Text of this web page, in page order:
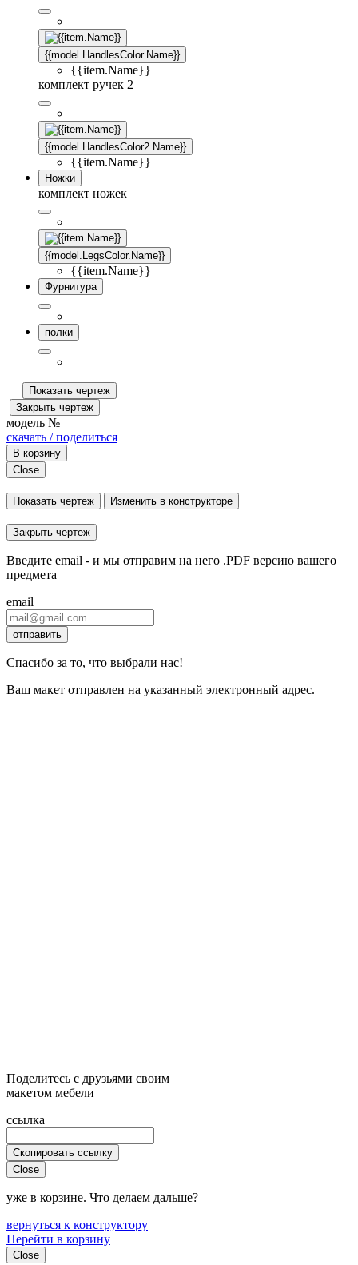
{{model.HandlesColor.Name}}
{{item.Name}}
комплект ручек 2
{{model.HandlesColor2.Name}}
{{item.Name}}
Ножки
комплект ножек
{{model.LegsColor.Name}}
{{item.Name}}
Фурнитура
полки
Показать чертеж
Закрыть чертеж
модель №
скачать / поделиться
В корзину
Close
Показать чертеж Изменить в конструкторе
Закрыть чертеж
Введите email - и мы отправим на него .PDF версию вашего
предмета
email
отправить
Спасибо за то, что выбрали нас!
Ваш макет отправлен на указанный электронный адрес.
Поделитесь с друзьями своим
макетом мебели
ссылка
Скопировать ссылку
Close
уже в корзине. Что делаем дальше?
вернуться к конструктору
Перейти в корзину
Close